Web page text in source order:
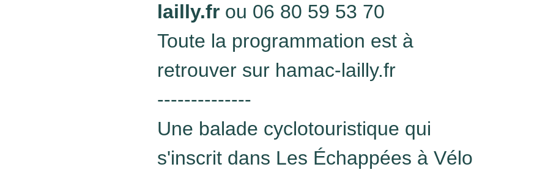
lailly.fr ou 06 80 59 53 70
Toute la programmation est à
retrouver sur hamac-lailly.fr
--------------
Une balade cyclotouristique qui
s'inscrit dans Les Échappées à Vélo